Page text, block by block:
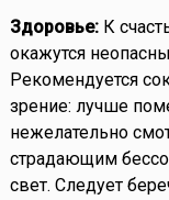
Здоровье:К
окажутся
Рекомендуется
зрение: лучше
нежелательно
страдающим
свет. Следует